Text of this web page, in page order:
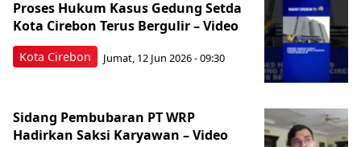
Kota Cirebon
Proses Hukum Kasus Gedung Setda
Kota Cirebon Terus Bergulir – Video
Jumat, 12 Jun 2026 - 09:30
Sidang Pembubaran PT WRP
Hadirkan Saksi Karyawan – Video